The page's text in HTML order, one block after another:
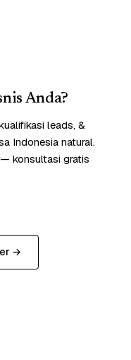
Anda?
leads, &
Indonesia natural.
konsultasi gratis
→